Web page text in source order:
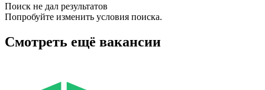
Поиск не дал результатов
Попробуйте изменить условия поиска.
Смотреть ещё вакансии